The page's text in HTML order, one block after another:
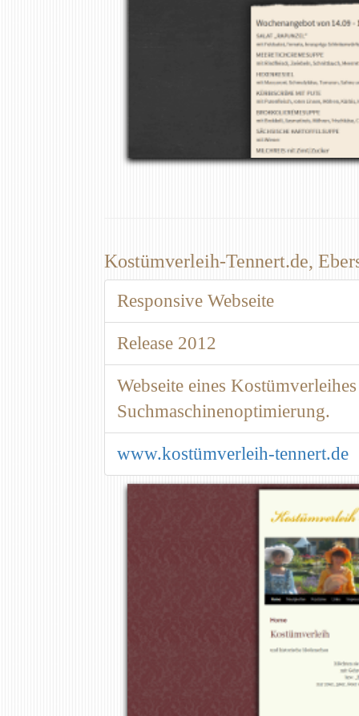
Kostümverleih-Tennert.de,
Responsive Webseite
Release 2012
Webseite eines
Suchmaschinenoptimierung.
www.kostümverleih-tennert.de